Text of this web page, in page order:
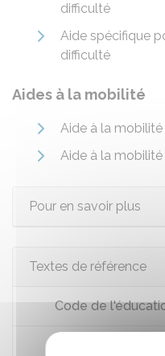
difficulté
Aide spécifique
difficulté
Aides à la mobilité
Aide à la
Aide à la
Pour en savoir plus
Textes de référence
Code de